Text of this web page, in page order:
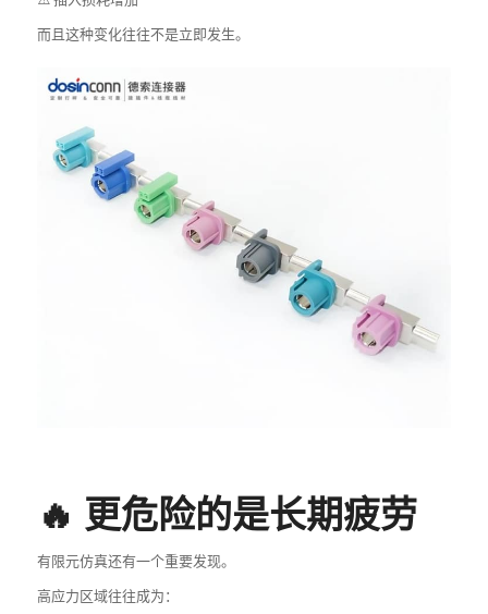
而且这种变化往往不是立即发生。
🔥 更危险的是长期疲劳
有限元仿真还有一个重要发现。
高应力区域往往成为：